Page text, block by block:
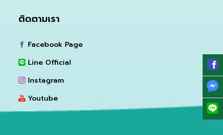
ติดตามเรา
Facebook Page
Line Official
Instagram
Youtube